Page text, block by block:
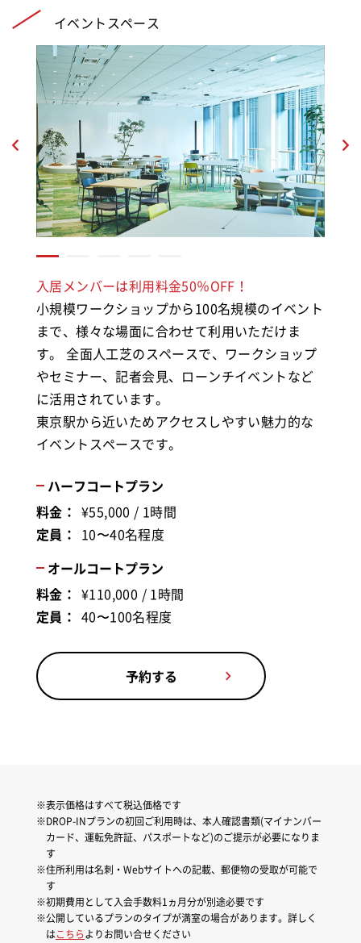
イベントスペース
入居メンバーは利用料金50％OFF！
小規模ワークショップから100名規模のイベント
まで、様々な場面に合わせて利用いただけま
す。 全面人工芝のスペースで、ワークショップ
やセミナー、記者会見、ローンチイベントなど
に活用されています。
東京駅から近いためアクセスしやすい魅力的な
イベントスペースです。
ハーフコートプラン
料金： ¥55,000 / 1時間
定員： 10〜40名程度
オールコートプラン
料金： ¥110,000 / 1時間
定員： 40〜100名程度
予約する
表示価格はすべて税込価格です
DROP-INプランの初回ご利用時は、本人確認書類(マイナンバー
カード、運転免許証、パスポートなど)のご提示が必要になりま
す
住所利用は名刺・Webサイトへの記載、郵便物の受取が可能で
す
初期費用として入会手数料1ヵ月分が別途必要です
公開しているプランのタイプが満室の場合があります。詳しく
はこちらよりお問い合せください